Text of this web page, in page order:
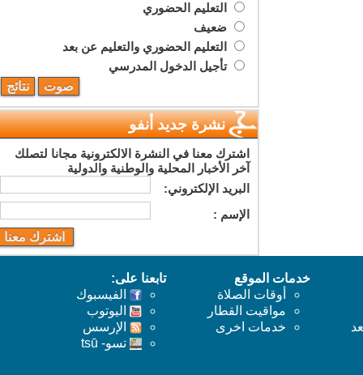
التعليم الحضوري
ضعيف
التعليم الحضوري والتعليم عن بعد
تأجيل الدخول المدرسي
نشرة جديد أنفو
اشترك معنا في النشرة الالكترونية مجانا لتصلك
آخر الأخبار المحلية والوطنية والدولية
البريد اﻹلكتروني:
اﻹسم :
خدمات الموقع
أوقات الصلاة
مواقيت القطار
خدمات اخرى
تابعنا على:
الفيسبوك
اليوتوب
اﻹرسس
تسو- tsū